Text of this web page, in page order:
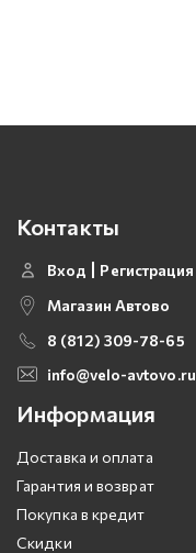
Контакты
Вход
Регистрация
Магазин Автово
8 (812) 309-78-65
info@velo-avtovo.ru
Информация
Доставка и оплата
Гарантия и возврат
Покупка в кредит
Скидки